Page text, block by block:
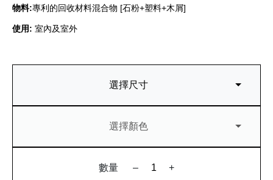
物料:專利的回收材料混合物 [石粉+塑料+木屑]
使用: 室內及室外
選擇尺寸
選擇顏色
數量 – +